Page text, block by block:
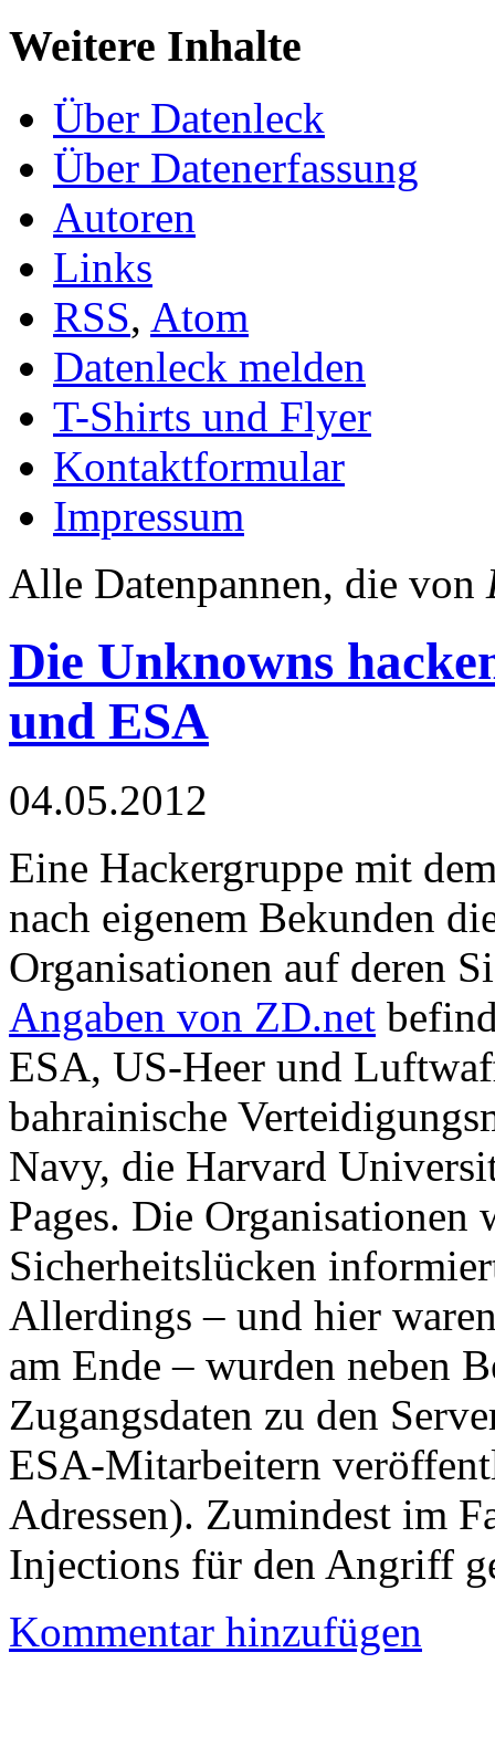
Weitere Inhalte
Über Datenleck
Über Datenerfassung
Autoren
Links
RSS, Atom
Datenleck melden
T-Shirts und Flyer
Kontaktformular
Impressum
Alle Datenpannen, die von
Die Unknowns
und ESA
04.05.2012
Eine Hackergruppe mit
nach eigenem Bekunden
Organisationen auf deren
Angaben von ZD.net
ESA, US-Heer und
bahrainische
Navy, die Harvard
Pages. Die Organisationen
Sicherheitslücken
Allerdings – und hier
am Ende – wurden neben
Zugangsdaten zu den
ESA-Mitarbeitern
Adressen). Zumindest im
Injections für den Angriff
Kommentar hinzufügen